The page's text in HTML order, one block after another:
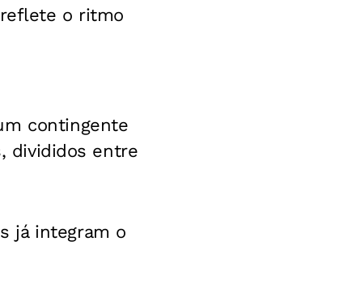
o ritmo
contingente
divididos entre
já integram o